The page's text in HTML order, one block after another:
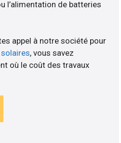
l’alimentation de batteries
appel à notre société pour
solaires, vous savez
où le coût des travaux